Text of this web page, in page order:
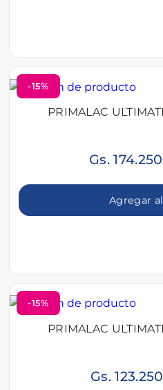
-15%
PRIMALAC
Gs. 174.250
Agregar
-15%
PRIMALAC
Gs. 123.250